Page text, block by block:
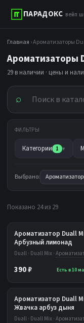
ПАРАДОКС вейп
Главная › Ароматизаторы
Ароматизаторы
29 в наличии · цены и
⌕
ФИЛЬТРЫ
Категории 1 ▾
Выбрано:
Показано 24 из 29
Ароматизатор Duall
Арбузный лимонад
Duall · Duall Mix ·
390 ₽ Есть в 10
Ароматизатор Duall
Жвачка арбуз дыня
Duall · Duall Mix ·